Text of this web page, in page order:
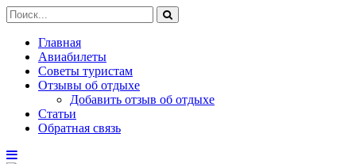
Главная
Авиабилеты
Советы туристам
Отзывы об отдыхе
Добавить отзыв об отдыхе
Статьи
Обратная связь